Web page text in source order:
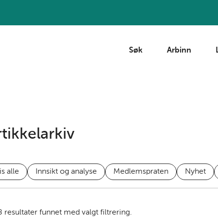
Søk Arbinn
alle Innsikt og analyse Medlemspraten Nyhet
resultater funnet med valgt filtrering.